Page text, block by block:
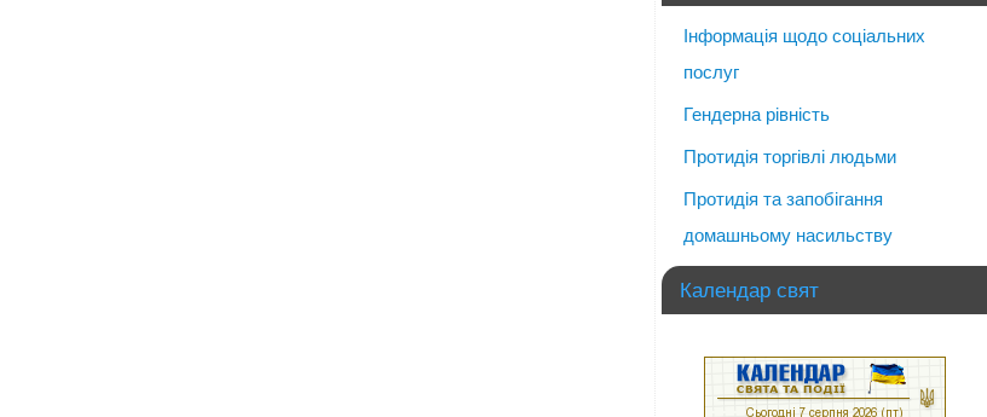
Інформація щодо соціальних
послуг
Гендерна рівність
Протидія торгівлі людьми
Протидія та запобігання
домашньому насильству
Календар свят